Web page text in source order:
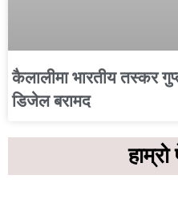
कैलालीमा भारतीय तस्कर
डिजेल बरामद